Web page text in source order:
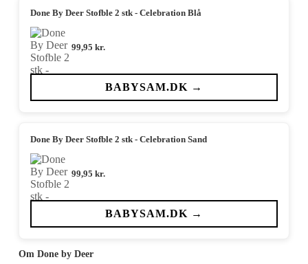
Done By Deer Stofble 2 stk - Celebration Blå
99,95 kr.
BABYSAM.DK →
Done By Deer Stofble 2 stk - Celebration Sand
99,95 kr.
BABYSAM.DK →
Om Done by Deer